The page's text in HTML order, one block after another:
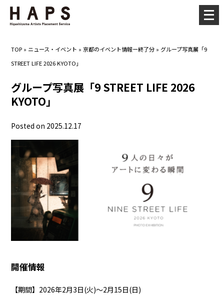
TOP » ニュース・イベント »京都のイベント情報ー終了分 » グループ写真展「9
STREET LIFE 2026 KYOTO」
グループ写真展「9 STREET LIFE 2026
KYOTO」
Posted on 2025.12.17
開催情報
【期間】2026年2月3日(火)〜2月15日(日)
メ
ニ
ー